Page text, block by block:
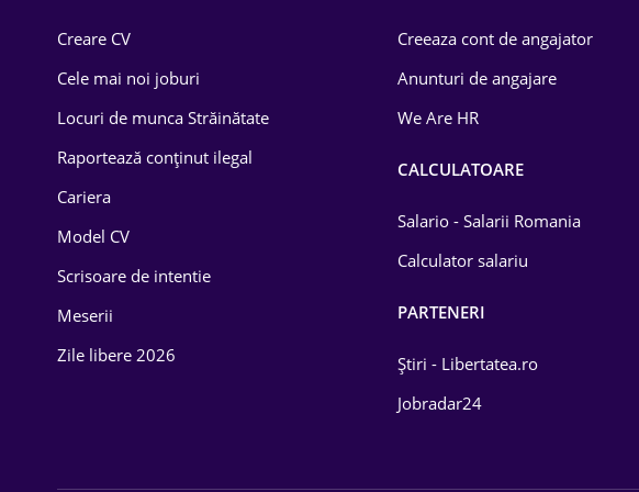
Drept
Educație / Training
Energetică
Farma
Creare CV
Cele mai noi joburi
Locuri de munca Străinătate
Raportează conținut ilegal
Cariera
Model CV
Scrisoare de intentie
Meserii
Zile libere 2026
Creeaza cont de angajator
Anunturi de angajare
We Are HR
CALCULATOARE
Salario - Salarii Romania
Calculator salariu
PARTENERI
Știri - Libertatea.ro
Jobradar24